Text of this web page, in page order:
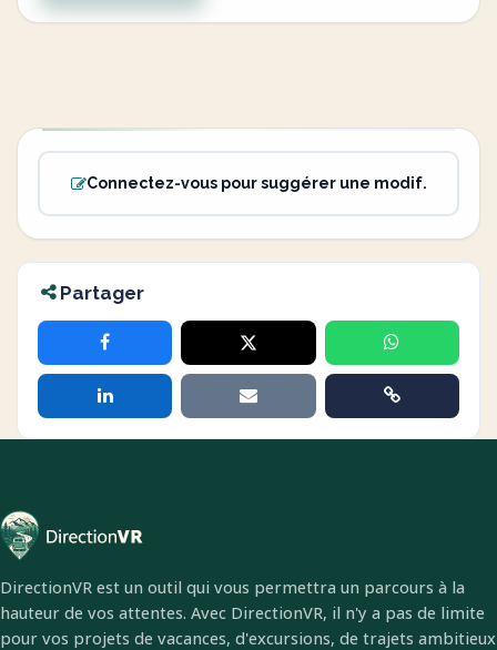
Connectez-vous pour suggérer une modif.
Partager
DirectionVR est un outil qui vous permettra un parcours à la
hauteur de vos attentes. Avec DirectionVR, il n'y a pas de limite
pour vos projets de vacances, d'excursions, de trajets ambitieux